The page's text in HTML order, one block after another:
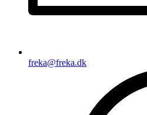
freka@freka.dk